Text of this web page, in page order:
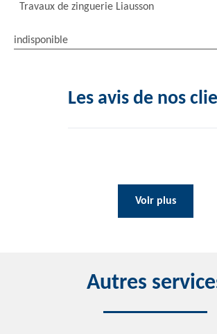
Travaux de zinguerie Liausson
indisponible
Les avis de nos
Voir plus
Autres